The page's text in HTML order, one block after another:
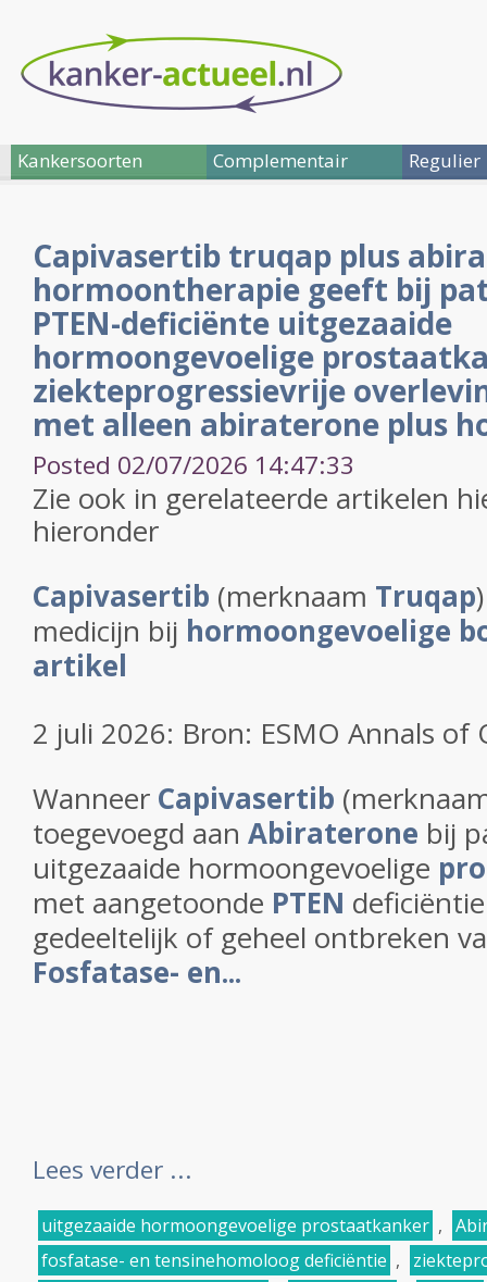
Kankersoorten Complementair Regulier
Capivasertib truqap plus
hormoontherapie geeft bij
PTEN-deficiënte uitgezaaide
hormoongevoelige
ziekteprogressievrije
met alleen abiraterone plus
Posted 02/07/2026 14:47:33
Zie ook in gerelateerde artikelen
hieronder
Capivasertib (merknaam Truqap
medicijn bij hormoongevoelige
artikel
2 juli 2026: Bron: ESMO Annals of
Wanneer Capivasertib
toegevoegd aan Abiraterone bij
uitgezaaide hormoongevoelige
met aangetoonde PTEN
gedeeltelijk of geheel ontbreken
Fosfatase- en...
Lees verder ...
uitgezaaide hormoongevoelige prostaatkanker ,
fosfatase- en tensinehomoloog deficiëntie ,